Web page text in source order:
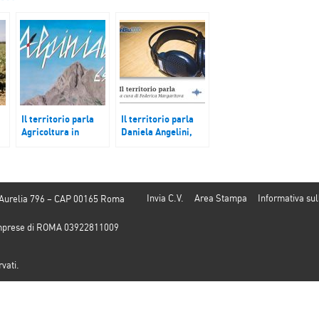
Il territorio parla
Agricoltura in
flagello delle
locuste. L’Aquila,
2022. Varese,
mobilità
Il territorio parla
Daniela Angelini,
varesotto. Caro
gasolio, sciopero
Invia C.V. Area Stampa Informativa
796 – CAP 00165 Roma
di ROMA 03922811009